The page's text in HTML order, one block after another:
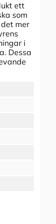
ett
som
mer
i
Dessa